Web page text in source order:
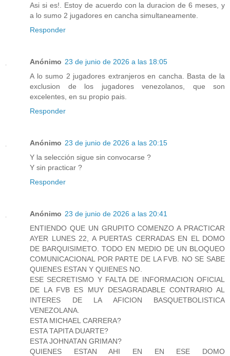
Asi si es!. Estoy de acuerdo con la duracion de 6 meses, y
a lo sumo 2 jugadores en cancha simultaneamente.
Responder
Anónimo 23 de junio de 2026 a las 18:05
A lo sumo 2 jugadores extranjeros en cancha. Basta de la
exclusion de los jugadores venezolanos, que son
excelentes, en su propio pais.
Responder
Anónimo 23 de junio de 2026 a las 20:15
Y la selección sigue sin convocarse ?
Y sin practicar ?
Responder
Anónimo 23 de junio de 2026 a las 20:41
ENTIENDO QUE UN GRUPITO COMENZO A PRACTICAR
AYER LUNES 22, A PUERTAS CERRADAS EN EL DOMO
DE BARQUISIMETO. TODO EN MEDIO DE UN BLOQUEO
COMUNICACIONAL POR PARTE DE LA FVB. NO SE SABE
QUIENES ESTAN Y QUIENES NO.
ESE SECRETISMO Y FALTA DE INFORMACION OFICIAL
DE LA FVB ES MUY DESAGRADABLE CONTRARIO AL
INTERES DE LA AFICION BASQUETBOLISTICA
VENEZOLANA.
ESTA MICHAEL CARRERA?
ESTA TAPITA DUARTE?
ESTA JOHNATAN GRIMAN?
QUIENES ESTAN AHI EN EN ESE DOMO